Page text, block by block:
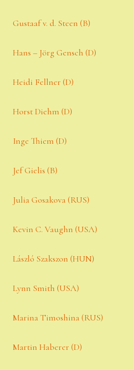
Gustaaf v. d. Steen (B)
Hans – Jörg Gensch (D)
Heidi Fellner (D)
Horst Diehm (D)
Inge Thiem (D)
Jef Gielis (B)
Julia Gosakova (RUS)
Kevin C. Vaughn (USA)
László Szakszon (HUN)
Lynn Smith (USA)
Marina Timoshina (RUS)
Martin Haberer (D)